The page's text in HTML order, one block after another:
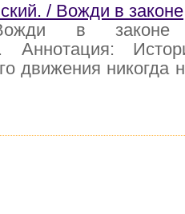
/ Вожди в законе
в
Аннотация:
движения никогда